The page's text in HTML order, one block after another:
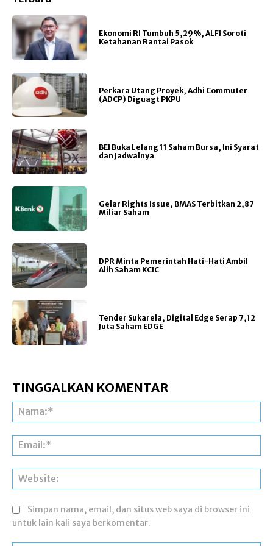
Ekonomi RI Tumbuh 5,29%, ALFI Soroti
Ketahanan Rantai Pasok
Perkara Utang Proyek, Adhi Commuter
(ADCP) Diguagt PKPU
BEI Buka Lelang 11 Saham Bursa, Ini Syarat
dan Jadwalnya
Gelar Rights Issue, BMAS Terbitkan 2,87
Miliar Saham
DPR Minta Pemerintah Hati-Hati Ambil
Alih Saham KCIC
Tender Sukarela, Digital Edge Serap 7,12
Juta Saham EDGE
TINGGALKAN KOMENTAR
Simpan nama, email, dan situs web saya di browser ini
untuk lain kali saya berkomentar.